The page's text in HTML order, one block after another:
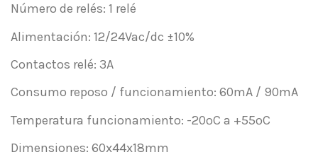
Número de relés: 1 relé
Alimentación: 12/24Vac/dc ±10%
Contactos relé: 3A
Consumo reposo / funcionamiento: 60mA / 90mA
Temperatura funcionamiento: -20ºC a +55ºC
Dimensiones: 60x44x18mm